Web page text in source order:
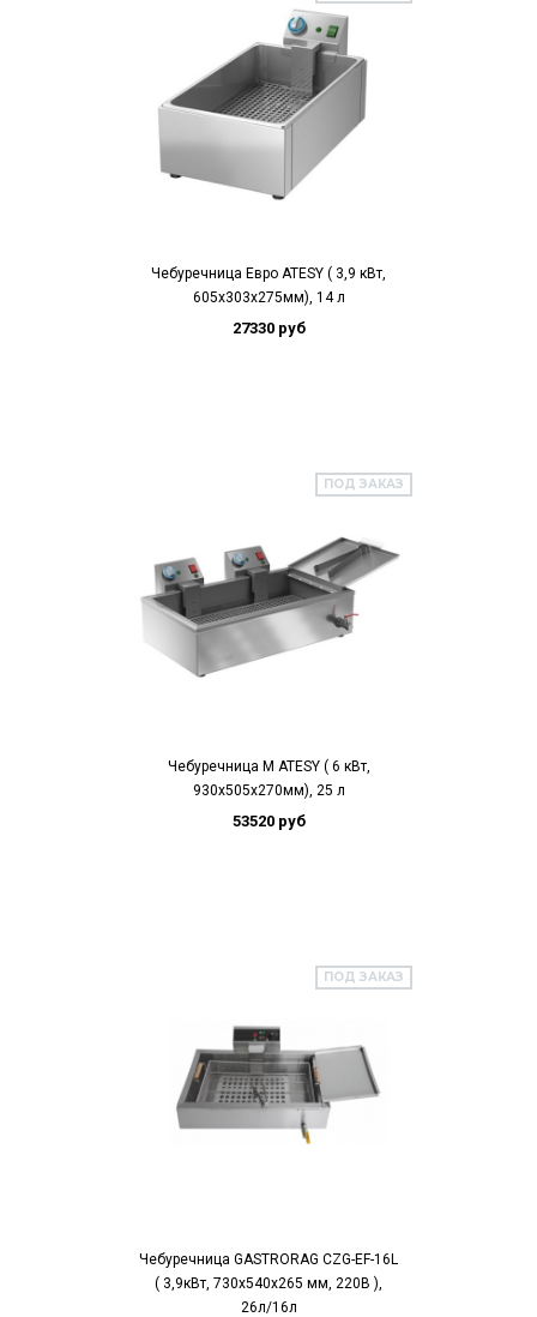
Чебуречница Евро ATESY ( 3,9 кВт,
605х303х275мм), 14 л
27330 руб
ПОД ЗАКАЗ
Чебуречница М ATESY ( 6 кВт,
930х505х270мм), 25 л
53520 руб
ПОД ЗАКАЗ
Чебуречница GASTRORAG CZG-EF-16L
( 3,9кВт, 730x540x265 мм, 220В ),
26л/16л